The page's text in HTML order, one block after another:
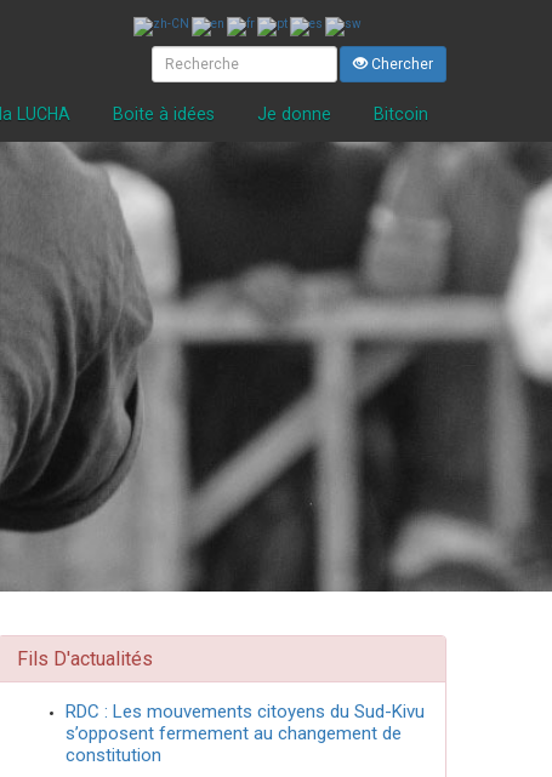
Chercher
LUCHA Boite à idées Je donne Bitcoin
Fils D'actualités
RDC : Les mouvements citoyens du Sud-Kivu
s’opposent fermement au changement de
constitution